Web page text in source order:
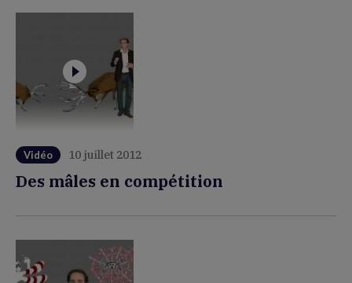
Vidéo 10 juillet 2012
Des mâles en compétition